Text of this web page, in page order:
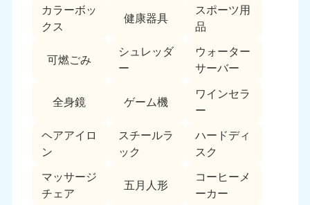
カラーボッ
クス
健康器具
スポーツ用
品
可燃ごみ
シュレッダ
ー
ウォーター
サーバー
全身鏡 ゲーム機
ワインセラ
ー
ヘアアイロ
ン
スチールラ
ック
ハードディ
スク
マッサージ
チェア
五月人形
コーヒーメ
ーカー
北海道・東北
050-1881-5277
9:00〜19:00 年中無休
050-1881-5276
9:00〜19:00 年中無休
岩手県
9:00〜19:00 年中無休 9:00〜19:00 年中無休
050-1881-5273
9:00〜19:00 年中無休
050-1881-5272
9:00〜19:00 年中無休